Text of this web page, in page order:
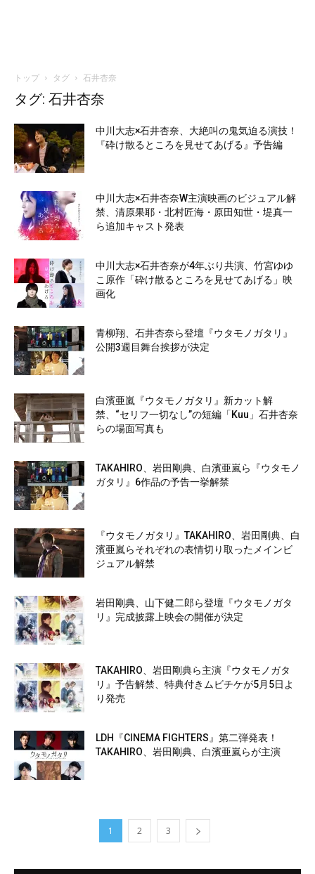
トップ タグ 石井杏奈
タグ: 石井杏奈
中川大志×石井杏奈、大絶叫の鬼気迫る演技！
『砕け散るところを見せてあげる』予告編
中川大志×石井杏奈W主演映画のビジュアル解
禁、清原果耶・北村匠海・原田知世・堤真一
ら追加キャスト発表
中川大志×石井杏奈が4年ぶり共演、竹宮ゆゆ
こ原作「砕け散るところを見せてあげる」映
画化
青柳翔、石井杏奈ら登壇『ウタモノガタリ』
公開3週目舞台挨拶が決定
白濱亜嵐『ウタモノガタリ』新カット解
禁、“セリフ一切なし”の短編「Kuu」石井杏奈
らの場面写真も
TAKAHIRO、岩田剛典、白濱亜嵐ら『ウタモノ
ガタリ』6作品の予告一挙解禁
『ウタモノガタリ』TAKAHIRO、岩田剛典、白
濱亜嵐らそれぞれの表情切り取ったメインビ
ジュアル解禁
岩田剛典、山下健二郎ら登壇『ウタモノガタ
リ』完成披露上映会の開催が決定
TAKAHIRO、岩田剛典ら主演『ウタモノガタ
リ』予告解禁、特典付きムビチケが5月5日よ
り発売
LDH『CINEMA FIGHTERS』第二弾発表！
TAKAHIRO、岩田剛典、白濱亜嵐らが主演
1 2 3